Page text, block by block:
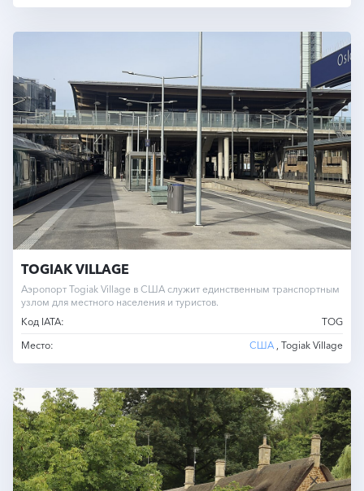
TOGIAK VILLAGE
Аэропорт Togiak Village в США служит единственным транспортным
узлом для местного населения и туристов.
Код IATA:
TOG
Место:
США , Togiak Village